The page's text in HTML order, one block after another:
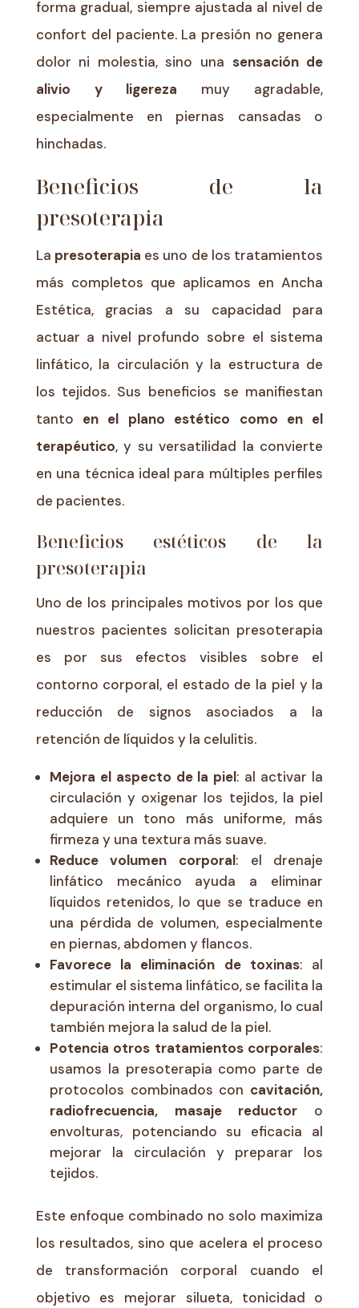
forma gradual, siempre ajustada al nivel de
confort del paciente. La presión no genera
dolor ni molestia, sino una sensación de
alivio y ligereza muy agradable,
especialmente en piernas cansadas o
hinchadas.
Beneficios de la
presoterapia
La presoterapia es uno de los tratamientos
más completos que aplicamos en Ancha
Estética, gracias a su capacidad para
actuar a nivel profundo sobre el sistema
linfático, la circulación y la estructura de
los tejidos. Sus beneficios se manifiestan
tanto en el plano estético como en el
terapéutico, y su versatilidad la convierte
en una técnica ideal para múltiples perfiles
de pacientes.
Beneficios estéticos de la
presoterapia
Uno de los principales motivos por los que
nuestros pacientes solicitan presoterapia
es por sus efectos visibles sobre el
contorno corporal, el estado de la piel y la
reducción de signos asociados a la
retención de líquidos y la celulitis.
Mejora el aspecto de la piel: al activar la
circulación y oxigenar los tejidos, la piel
adquiere un tono más uniforme, más
firmeza y una textura más suave.
Reduce volumen corporal: el drenaje
linfático mecánico ayuda a eliminar
líquidos retenidos, lo que se traduce en
una pérdida de volumen, especialmente
en piernas, abdomen y flancos.
Favorece la eliminación de toxinas: al
estimular el sistema linfático, se facilita la
depuración interna del organismo, lo cual
también mejora la salud de la piel.
Potencia otros tratamientos corporales:
usamos la presoterapia como parte de
protocolos combinados con cavitación,
radiofrecuencia, masaje reductor o
envolturas, potenciando su eficacia al
mejorar la circulación y preparar los
tejidos.
Este enfoque combinado no solo maximiza
los resultados, sino que acelera el proceso
de transformación corporal cuando el
objetivo es mejorar silueta, tonicidad o